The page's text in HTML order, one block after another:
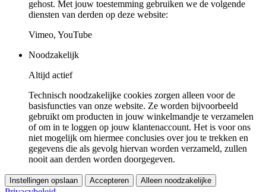
gehost. Met jouw toestemming gebruiken we de volgende
diensten van derden op deze website:
Vimeo, YouTube
Noodzakelijk
Altijd actief
Technisch noodzakelijke cookies zorgen alleen voor de
basisfuncties van onze website. Ze worden bijvoorbeeld
gebruikt om producten in jouw winkelmandje te verzamelen
of om in te loggen op jouw klantenaccount. Het is voor ons
niet mogelijk om hiermee conclusies over jou te trekken en
gegevens die als gevolg hiervan worden verzameld, zullen
nooit aan derden worden doorgegeven.
Instellingen opslaan Accepteren Alleen noodzakelijke